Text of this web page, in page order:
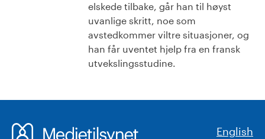
elskede tilbake, går han til høyst
uvanlige skritt, noe som
avstedkommer viltre situasjoner, og
han får uventet hjelp fra en fransk
utvekslingsstudine.
English